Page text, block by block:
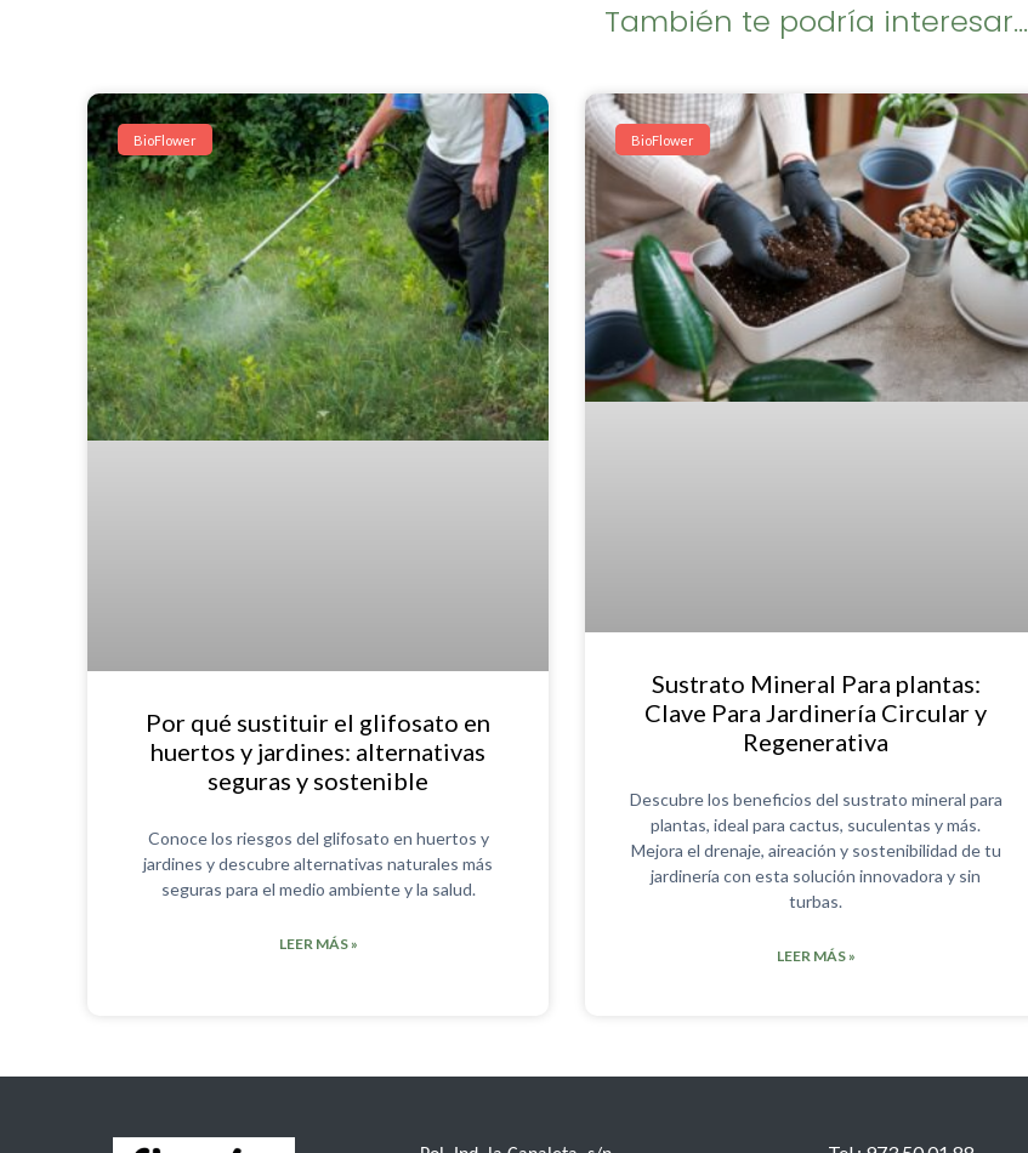
También te podría interesar...
BioFlower
Por qué sustituir el glifosato en
huertos y jardines: alternativas
seguras y sostenible
Conoce los riesgos del glifosato en huertos y
jardines y descubre alternativas naturales más
seguras para el medio ambiente y la salud.
LEER MÁS »
BioFlower
Sustrato Mineral Para plantas:
Clave Para Jardinería Circular y
Regenerativa
Descubre los beneficios del sustrato mineral para
plantas, ideal para cactus, suculentas y más.
Mejora el drenaje, aireación y sostenibilidad de tu
jardinería con esta solución innovadora y sin
turbas.
LEER MÁS »